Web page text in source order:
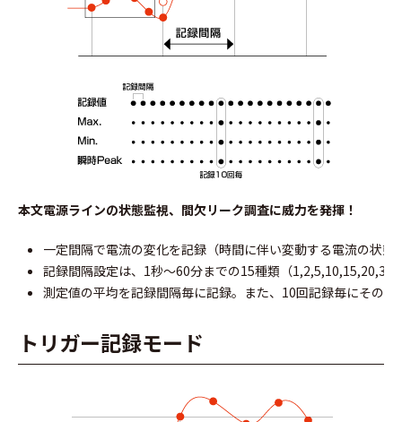
本文電源ラインの状態監視、間欠リーク調査に威力を発揮！
一定間隔で電流の変化を記録（時間に伴い変動する電流の状態
記録間隔設定は、1秒～60分までの15種類（1,2,5,10,15,20,30
測定値の平均を記録間隔毎に記録。また、10回記録毎にその
トリガー記録モード